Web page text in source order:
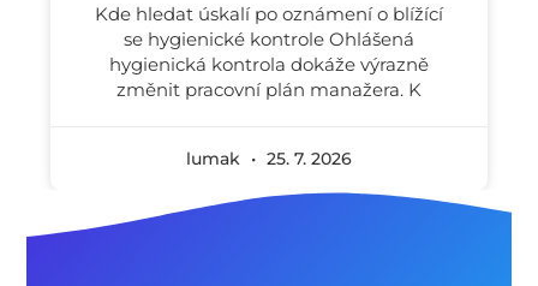
Kde hledat úskalí po oznámení o blížící
se hygienické kontrole Ohlášená
hygienická kontrola dokáže výrazně
změnit pracovní plán manažera. K
lumak 25. 7. 2026